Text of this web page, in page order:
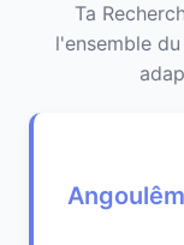
Ta
l'ensemble